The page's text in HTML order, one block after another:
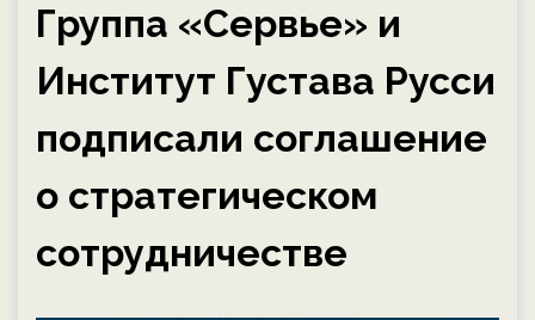
Группа «Сервье» и
Институт Густава Русси
подписали соглашение
о стратегическом
сотрудничестве